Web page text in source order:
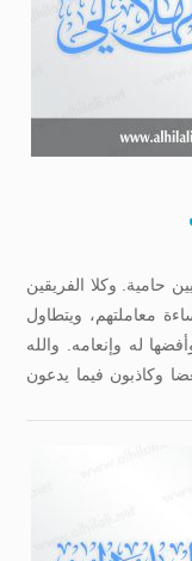
حامية. وكلا الفريقين
معاملتهم، ويتطاول
له وإنعامه. والله
وكاذبون فيما يدعون